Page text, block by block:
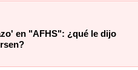
en "AFHS": ¿qué le dijo